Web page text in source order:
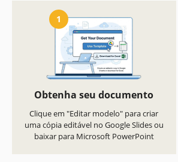
1
Obtenha seu documento
Clique em "Editar modelo" para criar
uma cópia editável no Google Slides ou
baixar para Microsoft PowerPoint